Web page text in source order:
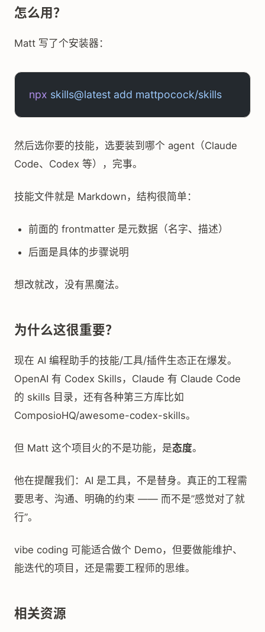
怎么用？
Matt 写了个安装器：
npx skills@latest add mattpocock/skills
然后选你要的技能，选要装到哪个 agent（Claude
Code、Codex 等），完事。
技能文件就是 Markdown，结构很简单：
前面的 frontmatter 是元数据（名字、描述）
后面是具体的步骤说明
想改就改，没有黑魔法。
为什么这很重要？
现在 AI 编程助手的技能/工具/插件生态正在爆发。
OpenAI 有 Codex Skills，Claude 有 Claude Code
的 skills 目录，还有各种第三方库比如
ComposioHQ/awesome-codex-skills。
但 Matt 这个项目火的不是功能，是态度。
他在提醒我们：AI 是工具，不是替身。真正的工程需
要思考、沟通、明确的约束 —— 而不是”感觉对了就
行”。
vibe coding 可能适合做个 Demo，但要做能维护、
能迭代的项目，还是需要工程师的思维。
相关资源